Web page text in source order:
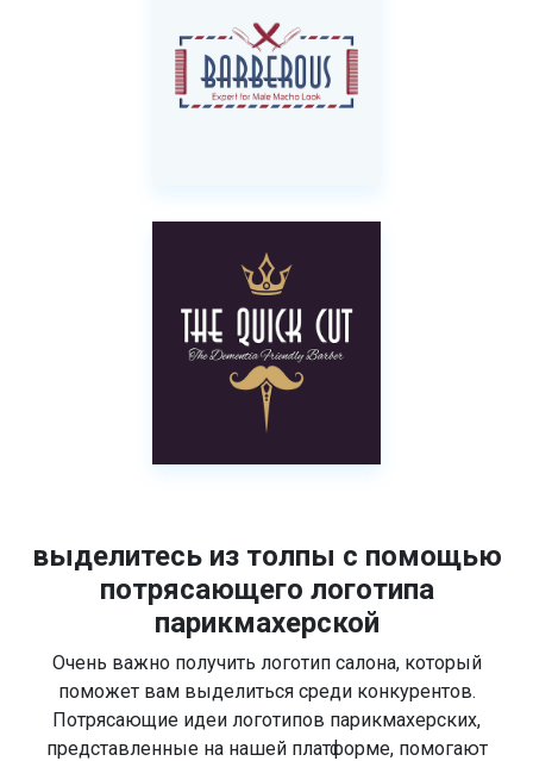
выделитесь из толпы с помощью
потрясающего логотипа
парикмахерской
Очень важно получить логотип салона, который
поможет вам выделиться среди конкурентов.
Потрясающие идеи логотипов парикмахерских,
представленные на нашей платформе, помогают